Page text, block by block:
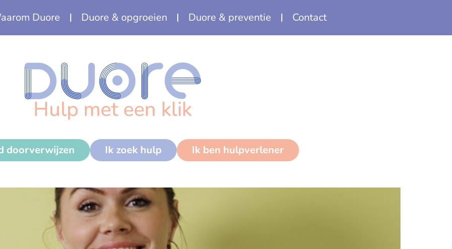
Duore Duore & opgroeien Duore & preventie Contact
Hulp met een klik
doorverwijzen Ik zoek hulp Ik ben hulpverlener